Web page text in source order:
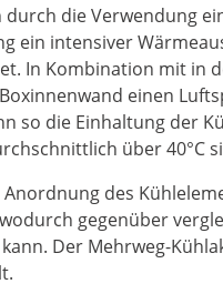
die Verwendung
ein intensiver
In Kombination mit in
einen
so die Einhaltung der
über 40°C
des
gegenüber
Der Mehrweg-